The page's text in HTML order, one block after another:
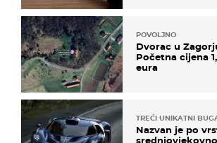
POVOLJNO
Dvorac u
Početna cijena
eura
TREĆI UNIKATNI
Nazvan je po